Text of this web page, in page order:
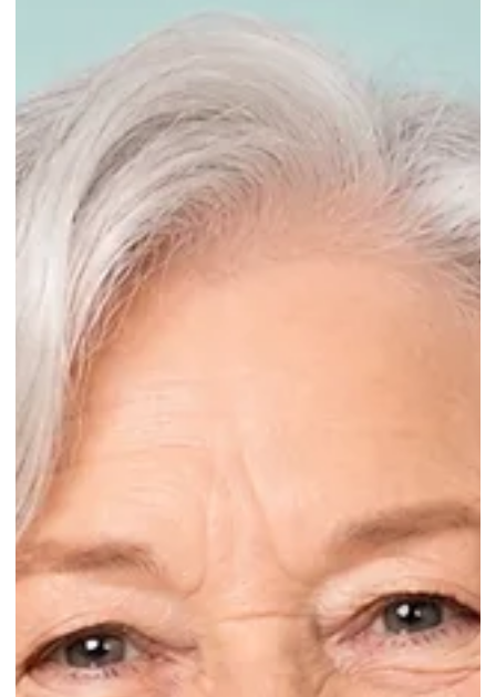
vor 3 Tagen
Entlastungsleistungen zuhause gezielt
Entlastungsleistungen zuhause gezielt nutzen: Hilfe im
Alltag finanzieren, Angehörige entlasten und den